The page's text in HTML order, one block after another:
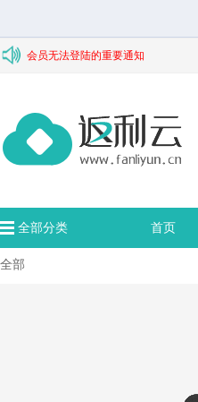
会员无法登陆的重要通知
全部分类 首页
全部